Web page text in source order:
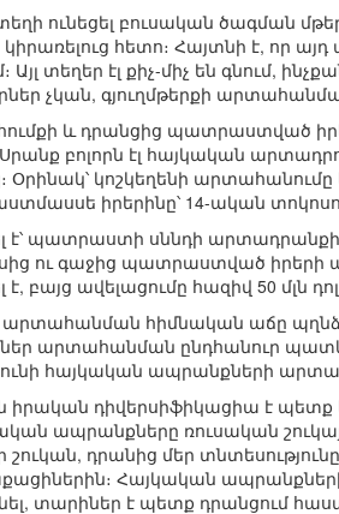
ունեցել բուսական ծագման
հետո։ Հայտնի է, որ
տեղեր էլ քիչ-միչ են գնում,
չկան, գյուղմթերքի արտահանման
և դրանցից պատրաստված
բոլորն էլ հայկական
Օրինակ՝ կոշկեղենի
իրերինը՝ 14-ական
է՝ պատրաստի սննդի արտադրանքի,
ու գաջից պատրաստված իրերի
բայց ավելացումը հազիվ 50 մլն
հիմնական աճը պղնձի
արտահանման ընդհանուր
հայկական ապրանքների
դիվերսիֆիկացիա է պետք
ապրանքները ռուսական
դրանից մեր
Հայկական
տարիներ է պետք դրանցում